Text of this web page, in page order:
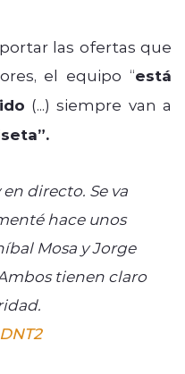
las ofertas que
el equipo “está
(...) siempre van a
directo. Se va
hace unos
Mosa y Jorge
tienen claro